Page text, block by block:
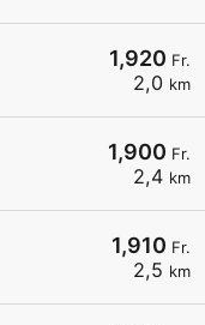
1,920 Fr.
2,0 km
1,900 Fr.
2,4 km
1,910 Fr.
2,5 km